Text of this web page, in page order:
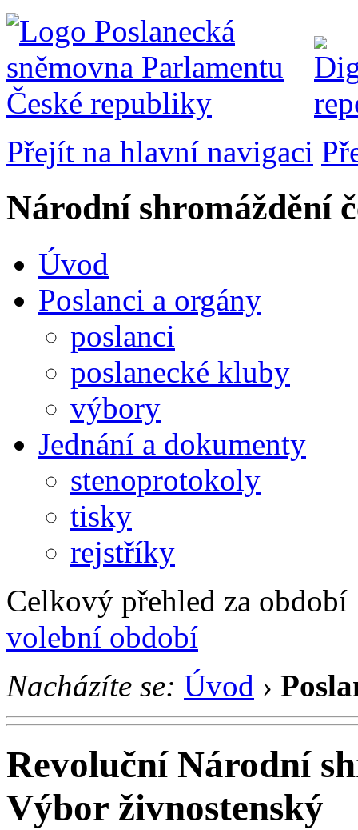
Přejít na hlavní navigaci
Národní shromáždění
Úvod
Poslanci a orgány
poslanci
poslanecké kluby
výbory
Jednání a dokumenty
stenoprotokoly
tisky
rejstříky
Celkový přehled za
volební období
Nacházíte se: Úvod ›
Revoluční Národní
Výbor živnostenský